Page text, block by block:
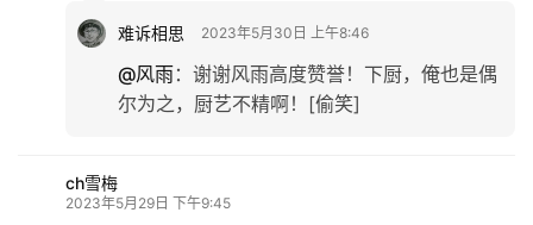
难诉相思 2023年5月30日 上午8:46
@风雨： 谢谢风雨高度赞誉！下厨，俺也是偶
尔为之，厨艺不精啊！[偷笑]
ch雪梅
2023年5月29日 下午9:45